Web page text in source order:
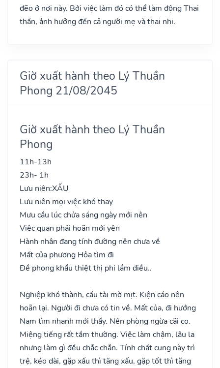
đẽo ở nơi này. Bởi việc làm đó có thể làm động Thai
thần, ảnh hưởng đến cả người mẹ và thai nhi.
Giờ xuất hành theo Lý Thuần
Phong 21/08/2045
Giờ xuất hành theo Lý Thuần
Phong
11h-13h
23h- 1h
Lưu niên:XẤU
Lưu niên mọi việc khó thay
Mưu cầu lúc chửa sáng ngày mới nên
Việc quan phải hoãn mới yên
Hành nhân đang tính đường nên chưa về
Mất của phương Hỏa tìm đi
Đề phong khẩu thiệt thị phi lắm điều..
Nghiệp khó thành, cầu tài mờ mịt. Kiện cáo nên
hoãn lại. Người đi chưa có tin về. Mất của, đi hướng
Nam tìm nhanh mới thấy. Nên phòng ngừa cãi cọ.
Miệng tiếng rất tầm thường. Việc làm chậm, lâu la
nhưng làm gì đều chắc chắn. Tính chất cung này trì
trệ, kéo dài, gặp xấu thì tăng xấu, gặp tốt thì tăng